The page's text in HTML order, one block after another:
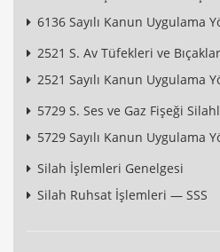
6136 Sayılı Kanun Uygulama
2521 S. Av Tüfekleri ve
2521 Sayılı Kanun Uygulama
5729 S. Ses ve Gaz Fişeği
5729 Sayılı Kanun Uygulama
Silah İşlemleri Genelgesi
Silah Ruhsat İşlemleri — SSS